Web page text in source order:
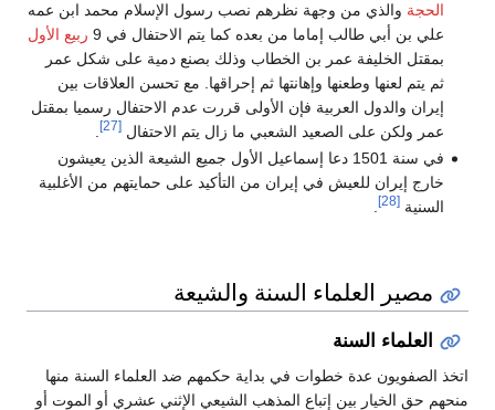
الحجة والذي من وجهة نظرهم نصب رسول الإسلام محمد ابن عمه
علي بن أبي طالب إماما من بعده كما يتم الاحتفال في 9
ربيع الأول
بمقتل الخليفة عمر بن الخطاب وذلك بصنع دمية على شكل عمر
ثم يتم لعنها وطعنها وإهانتها ثم إحراقها. مع تحسن العلاقات بين
إيران والدول العربية فإن الأولى قررت عدم الاحتفال رسميا بمقتل
عمر ولكن على الصعيد الشعبي ما زال يتم الاحتفال[27]
.
في سنة 1501 دعا إسماعيل الأول جميع الشيعة الذين يعيشون
خارج إيران للعيش في إيران من التأكيد على حمايتهم من الأغلبية
السنية[28]
مصير العلماء السنة والشيعة
العلماء السنة
اتخذ الصفويون عدة خطوات في بداية حكمهم ضد العلماء السنة منها
منحهم حق الخيار بين إتباع المذهب الشيعي الإثني عشري أو الموت أو